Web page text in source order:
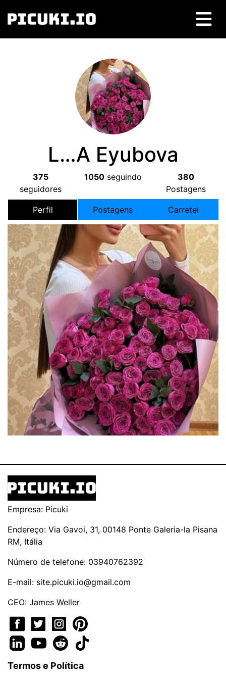
L…A Eyubova
375
seguidores
1050 seguindo
380
Postagens
Perfil Postagens Carretel
Empresa: Picuki
Endereço: Via Gavoi, 31, 00148 Ponte Galeria-la Pisana
RM, Itália
Número de telefone: 03940762392
E-mail: site.picuki.io@gmail.com
CEO: James Weller
Termos e Política